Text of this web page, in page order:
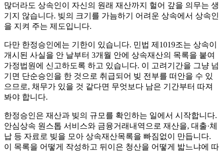
많더라도 상속인이 자신의 원래 재산까지 헐어 갚을 의무는 생
기지 않습니다. 빚의 크기를 가늠하기 어려운 상속에서 상속인
을 지켜 주는 제도입니다.
다만 한정승인에는 기한이 있습니다. 민법 제1019조는 상속이
개시된 사실을 안 날부터 3개월 안에 상속재산의 목록을 붙여
가정법원에 신고하도록 하고 있습니다. 이 고려기간을 그냥 넘
기면 단순승인을 한 것으로 취급되어 빚 전부를 떠안을 수 있
으므로, 채무가 있을 것 같다면 무엇보다 남은 기간부터 따져
봐야 합니다.
한정승인은 재산과 빚의 규모를 확인하는 일에서 시작합니다.
안심상속 원스톱 서비스와 금융거래내역으로 재산을, 대출·체
납 등 자료로 빚을 모아 상속재산목록을 빠짐없이 만듭니다.
이 목록을 어떻게 작성하고 뒤이은 청산을 어떻게 밟느냐에 따